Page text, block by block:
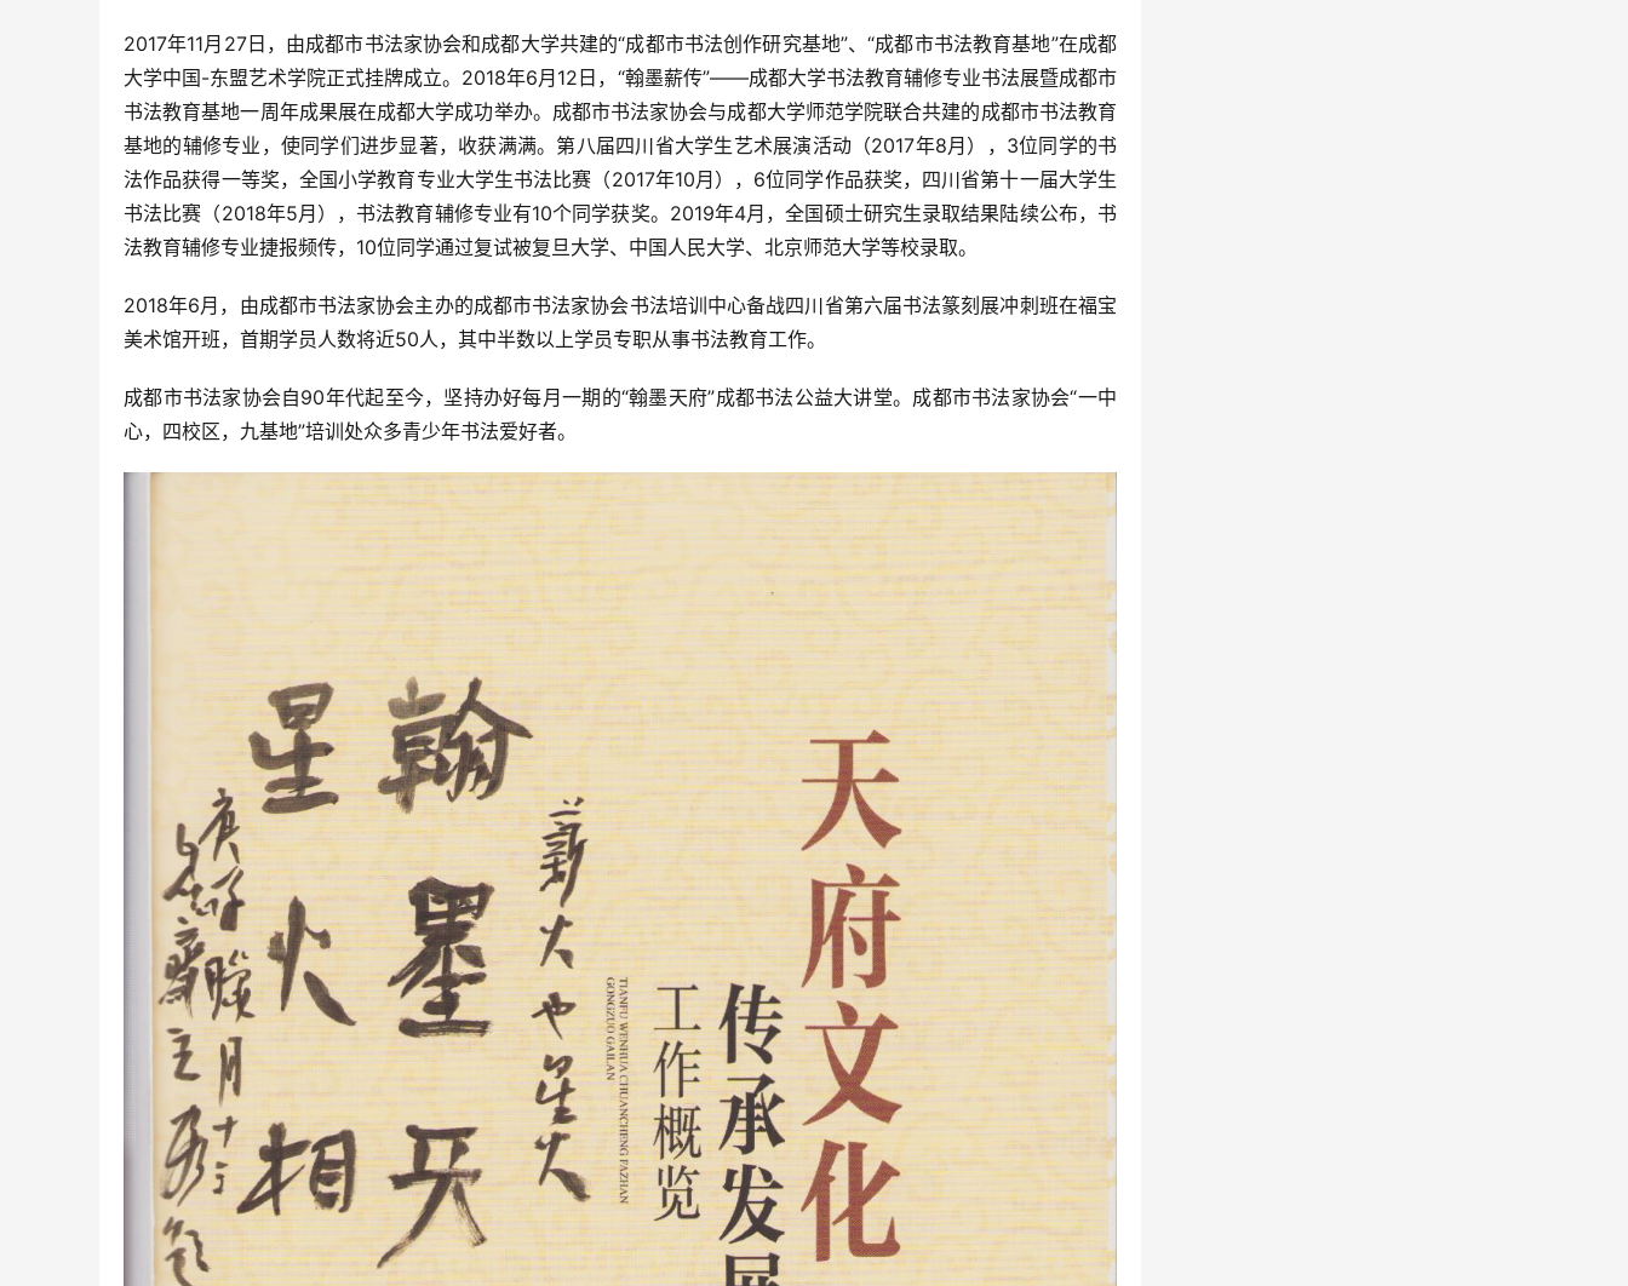
2017年11月27日，由成都市书法家协会和成都大学共建的“成都市书法创作研究基地”、“成都市书法教育基地”在成都
大学中国-东盟艺术学院正式挂牌成立。2018年6月12日，“翰墨薪传”——成都大学书法教育辅修专业书法展暨成都市
书法教育基地一周年成果展在成都大学成功举办。成都市书法家协会与成都大学师范学院联合共建的成都市书法教育
基地的辅修专业，使同学们进步显著，收获满满。第八届四川省大学生艺术展演活动（2017年8月），3位同学的书
法作品获得一等奖，全国小学教育专业大学生书法比赛（2017年10月），6位同学作品获奖，四川省第十一届大学生
书法比赛（2018年5月），书法教育辅修专业有10个同学获奖。2019年4月，全国硕士研究生录取结果陆续公布，书
法教育辅修专业捷报频传，10位同学通过复试被复旦大学、中国人民大学、北京师范大学等校录取。
2018年6月，由成都市书法家协会主办的成都市书法家协会书法培训中心备战四川省第六届书法篆刻展冲刺班在福宝
美术馆开班，首期学员人数将近50人，其中半数以上学员专职从事书法教育工作。
成都市书法家协会自90年代起至今，坚持办好每月一期的“翰墨天府”成都书法公益大讲堂。成都市书法家协会“一中
心，四校区，九基地”培训处众多青少年书法爱好者。